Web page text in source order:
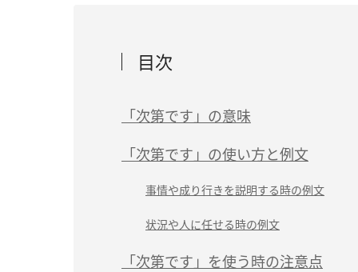
目次
「次第です」の意味
「次第です」の使い方と例文
事情や成り行きを説明する時の例文
状況や人に任せる時の例文
「次第です」を使う時の注意点